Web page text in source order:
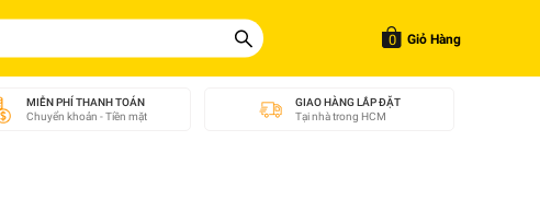
0 Giỏ Hàng
MIỄN PHÍ THANH TOÁN
Chuyển khoản - Tiền mặt
GIAO HÀNG LẮP ĐẶT
Tại nhà trong HCM